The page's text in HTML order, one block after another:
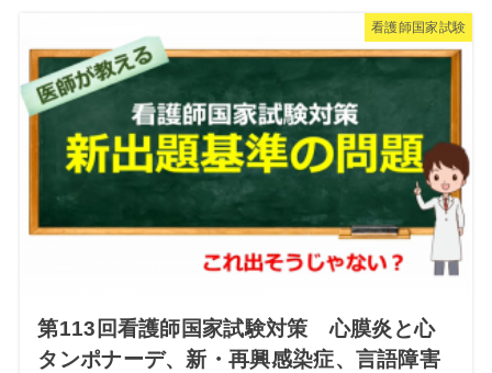
看護師国家試験
第113回看護師国家試験対策 心膜炎と心
タンポナーデ、新・再興感染症、言語障害